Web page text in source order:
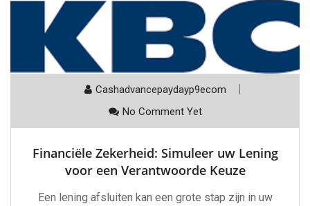
Cashadvancepaydayp9ecom
No Comment Yet
Financiële Zekerheid: Simuleer uw Lening
voor een Verantwoorde Keuze
Een lening afsluiten kan een grote stap zijn in uw